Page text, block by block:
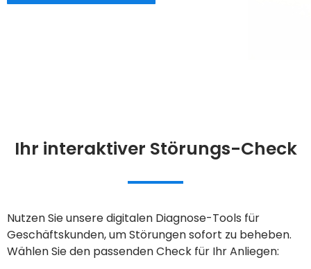
Ihr interaktiver Störungs-Check
Nutzen Sie unsere digitalen Diagnose-Tools für
Geschäftskunden, um Störungen sofort zu beheben.
Wählen Sie den passenden Check für Ihr Anliegen: